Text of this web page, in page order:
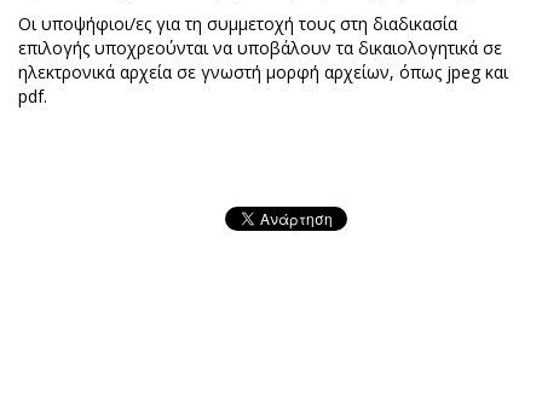
Οι υποψήφιοι/ες για τη συμμετοχή τους στη διαδικασία
επιλογής υποχρεούνται να υποβάλουν τα δικαιολογητικά σε
ηλεκτρονικά αρχεία σε γνωστή μορφή αρχείων, όπως jpeg και
pdf.